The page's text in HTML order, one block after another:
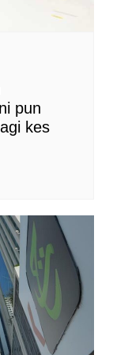
pun
kes